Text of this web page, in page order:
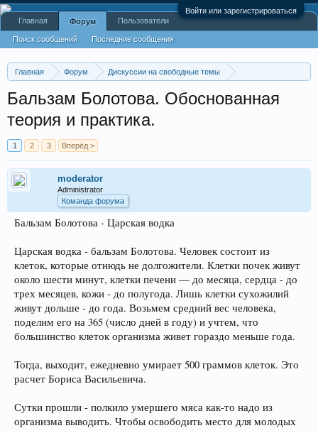
Войти или зарегистрироваться
Главная Форум
Дискуссии на свободные темы
Бальзам Болотова. Обоснованная
теория и практика.
1 2 3 Вперёд >
moderator
Administrator
Команда форума
Бальзам Болотова - Царская водка
Царская водка - бальзам Болотова. Человек состоит из
клеток, которые отнюдь не долгожители. Клетки почек живут
около шести минут, клетки печени — до месяца, сердца - до
трех месяцев, кожи - до полугода. Лишь клетки сухожилий
живут дольше - до года. Возьмем средний вес человека,
поделим его на 365 (число дней в году) и учтем, что
большинство клеток организма живет гораздо меньше года.
Тогда, выходит, ежедневно умирает 500 граммов клеток. Это
расчет Бориса Васильевича.
Сутки прошли - полкило умершего мяса как-то надо из
организма выводить. Чтобы освободить место для молодых
Главная Форум
Поиск сообщений Последние сообщения
Пользователи